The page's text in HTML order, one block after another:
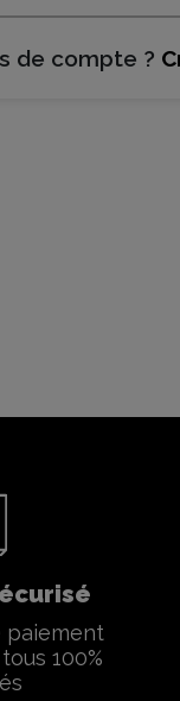
de compte ?
paiement
100%